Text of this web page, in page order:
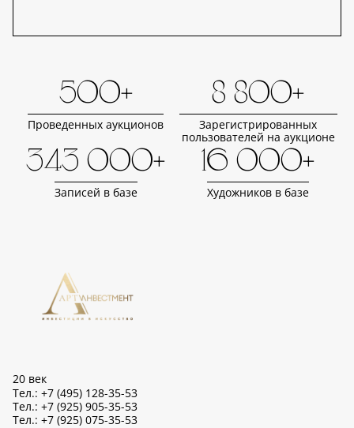
500+
Проведенных аукционов
8 800+
Зарегистрированных
пользователей на аукционе
343 000+
Записей в базе
16 000+
Художников в базе
20 век
Тел.: +7 (495) 128-35-53
Тел.: +7 (925) 905-35-53
Тел.: +7 (925) 075-35-53